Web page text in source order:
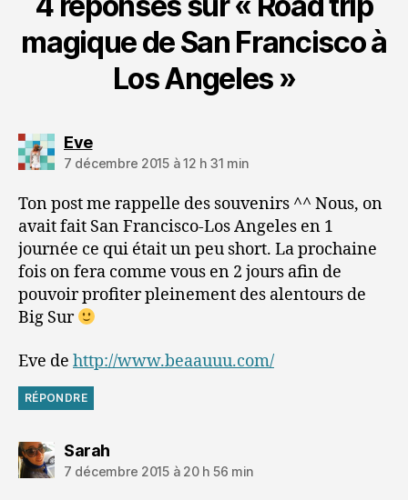
magique de San Francisco à
Los Angeles »
Evedit :
7 décembre 2015 à 12 h 31 min
Ton post me rappelle des souvenirs ^^ Nous, on
avait fait San Francisco-Los Angeles en 1
journée ce qui était un peu short. La prochaine
fois on fera comme vous en 2 jours afin de
pouvoir profiter pleinement des alentours de
Big Sur
Eve de http://www.beaauuu.com/
RÉPONDRE
Sarahdit :
7 décembre 2015 à 20 h 56 min